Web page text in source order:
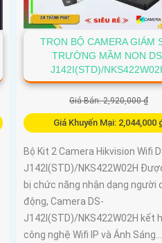
TRỌN BỘ CAMERA GIÁM
TRƯỜNG MẦM NON
J142I(STD)/
Giá Bán: 2,920,000 ₫
Giá Khuyến Mại: 2,044,000
Bộ Kit 2 Camera Hikvision Wifi
J142I(STD)/NKS422W02H
bị chức năng nhận dạng người
động, Camera DS-
J142I(STD)/NKS422W02H kết
công nghệ Wifi IP và Ánh Sáng...